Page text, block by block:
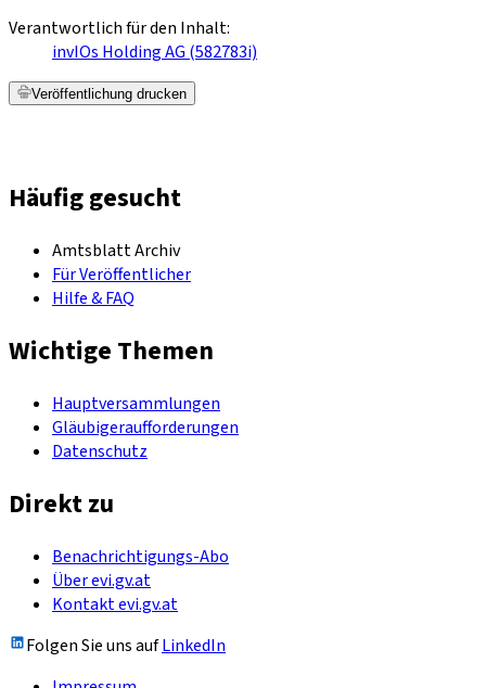
Verantwortlich für den Inhalt:
invIOs Holding AG (582783i)
Veröffentlichung drucken
Häufig gesucht
Amtsblatt Archiv
Für Veröffentlicher
Hilfe & FAQ
Wichtige Themen
Hauptversammlungen
Gläubigeraufforderungen
Datenschutz
Direkt zu
Benachrichtigungs-Abo
Über evi.gv.at
Kontakt evi.gv.at
Folgen Sie uns aufLinkedIn